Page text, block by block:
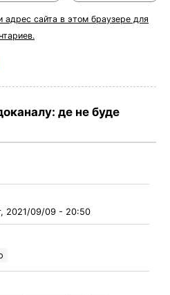
сайта в этом браузере для
де не буде
2021/09/09 - 20:50